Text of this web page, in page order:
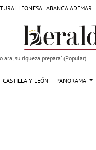
LEONESA ABANCA ADEMAR
ara, su riqueza prepara' (Popular)
CASTILLA Y LEÓN PANORAMA